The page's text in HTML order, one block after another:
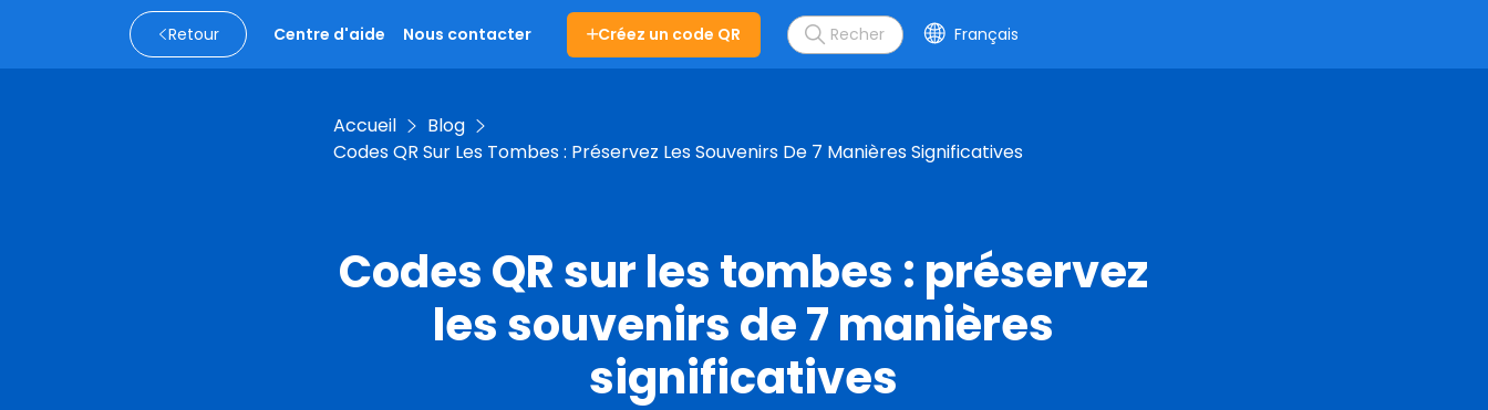
Retour Centre d'aide Nous contacter Créez un code QR Français
Accueil
Blog
Codes QR Sur Les Tombes : Préservez Les Souvenirs De 7 Manières Significatives
Codes QR sur les tombes : préservez
les souvenirs de 7 manières
significatives